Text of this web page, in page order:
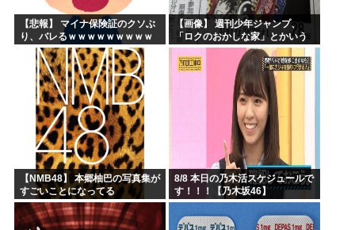
【悲報】 マイナ保険証のクソぶ
り、バレるｗｗｗｗｗｗｗｗｗ
【画像】 週刊少年ジャンプ、
「ロクのおかしな家」とかいう
微妙な漫画を巻頭カラーにした
せいで100万部切る
【NMB48】 本郷柚巴の写真集が
すごいことになってる
8/8 本日の乃木活スケジュールで
す！！！【乃木坂46】